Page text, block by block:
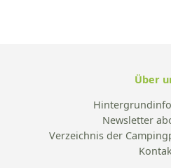
Über
Newsletter
Verzeichnis der